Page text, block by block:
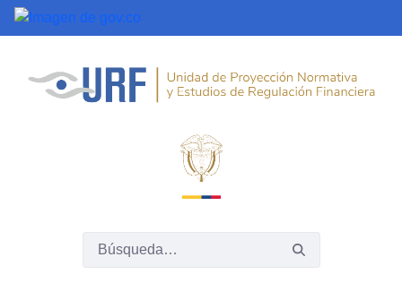
Saltar al contenido principal